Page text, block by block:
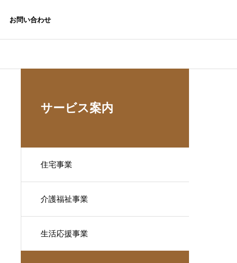
お問い合わせ
サービス案内
住宅事業
介護福祉事業
生活応援事業